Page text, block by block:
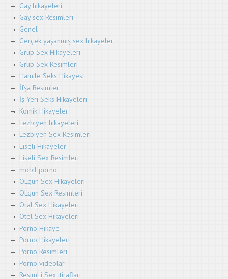
Gay hikayeleri
Gay sex Resimleri
Genel
Gerçek yaşanmış sex hikayeler
Grup Sex Hikayeleri
Grup Sex Resimleri
Hamile Seks Hikayesi
İfşa Resimler
İş Yeri Seks Hikayeleri
Komik Hikayeler
Lezbiyen hikayeleri
Lezbiyen Sex Resimleri
Liseli Hikayeler
Liseli Sex Resimleri
mobil porno
OLgun Sex Hikayeleri
OLgun Sex Resimleri
Oral Sex Hikayeleri
Otel Sex Hikayeleri
Porno Hikaye
Porno Hikayeleri
Porno Resimleri
Porno videolar
ResimLi Sex itirafları